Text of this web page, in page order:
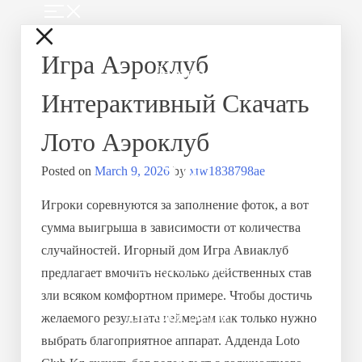
Home
Shop
How to Choose
Cooperation
Be Our Seller
Игра Аэроклуб
Интерактивный Скачать
Лото Аэроклуб
Posted on March 9, 2026 by xtw1838798ae
Игроки соревнуются за заполнение фоток, а вот
сумма выигрыша в зависимости от количества
случайностей. Игорный дом Игра Авиаклуб
предлагает вмочить несколько действенных став
зли всяком комфортном примере. Чтобы достичь
желаемого результата геймерам как только нужно
выбрать благоприятное аппарат. Адденда Loto